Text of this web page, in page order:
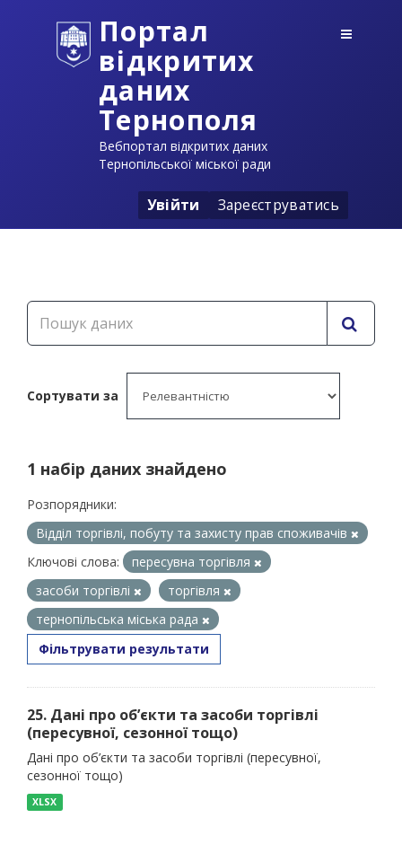
Портал
відкритих
даних
Тернополя
Вебпортал відкритих даних
Тернопільської міської ради
Увійти Зареєструватись
Сортувати за
1 набір даних знайдено
Розпорядники:
Відділ торгівлі, побуту та захисту прав споживачів
Ключові слова:
пересувна торгівля
засоби торгівлі
торгівля
тернопільська міська рада
Фільтрувати результати
25. Дані про об’єкти та засоби торгівлі
(пересувної, сезонної тощо)
Дані про об’єкти та засоби торгівлі (пересувної,
сезонної тощо)
XLSX